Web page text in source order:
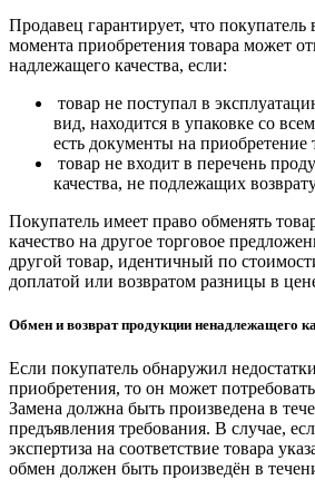
Продавец гарантирует, что покупатель
момента приобретения товара может
надлежащего качества, если:
товар не поступал в
вид, находится в упаковке со
есть документы на приобретение
товар не входит в перечень
качества, не подлежащих
Покупатель имеет право обменять
качество на другое торговое
другой товар, идентичный по
доплатой или возвратом разницы в
Обмен и возврат продукции ненадлежащего
Если покупатель обнаружил
приобретения, то он может
Замена должна быть произведена в
предъявления требования. В случае,
экспертиза на соответствие товара
обмен должен быть произведён в